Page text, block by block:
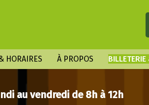
HORAIRES À PROPOS
au vendredi de 8h à 12h